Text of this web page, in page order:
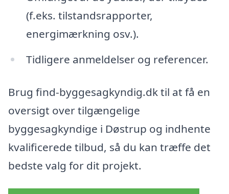
(f.eks. tilstandsrapporter,
energimærkning osv.).
Tidligere anmeldelser og referencer.
Brug find-byggesagkyndig.dk til at få en
oversigt over tilgængelige
byggesagkyndige i Døstrup og indhente
kvalificerede tilbud, så du kan træffe det
bedste valg for dit projekt.